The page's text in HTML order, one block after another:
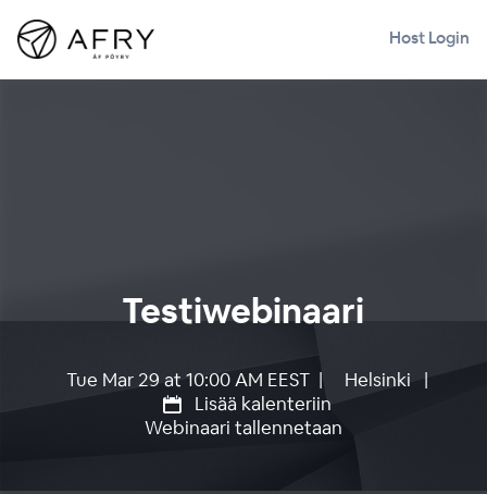
Host Login
Testiwebinaari
Tue Mar 29 at 10:00 AM EEST | Helsinki
|
Lisää kalenteriin
Webinaari tallennetaan